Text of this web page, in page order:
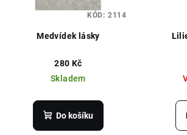
Medvídek lásky
280 Kč
Skladem
Do košíku
KÓD: 2114